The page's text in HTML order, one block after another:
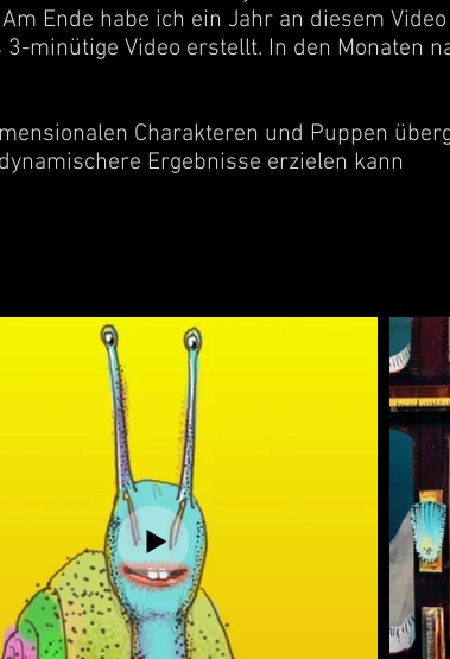
Ende habe ich ein Jahr an diesem
minütige Video erstellt. In den Monaten
Charakteren und Puppen
Ergebnisse erzielen kann